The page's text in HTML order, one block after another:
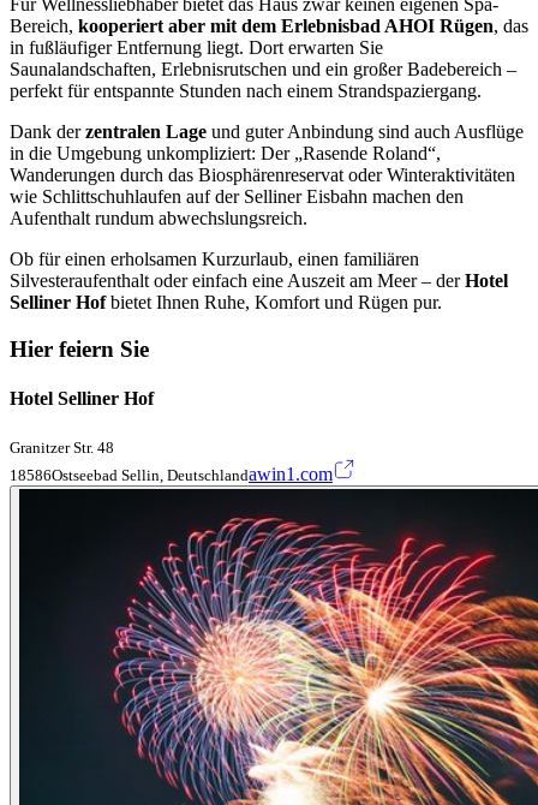
Für Wellnessliebhaber bietet das Haus zwar keinen eigenen Spa-
Bereich, kooperiert aber mit dem Erlebnisbad AHOI Rügen, das
in fußläufiger Entfernung liegt. Dort erwarten Sie
Saunalandschaften, Erlebnisrutschen und ein großer Badebereich –
perfekt für entspannte Stunden nach einem Strandspaziergang.
Dank derzentralen Lage und guter Anbindung sind auch Ausflüge
in die Umgebung unkompliziert: Der „Rasende Roland“,
Wanderungen durch das Biosphärenreservat oder Winteraktivitäten
wie Schlittschuhlaufen auf der Selliner Eisbahn machen den
Aufenthalt rundum abwechslungsreich.
Ob für einen erholsamen Kurzurlaub, einen familiären
Silvesteraufenthalt oder einfach eine Auszeit am Meer – derHotel
Selliner Hofbietet Ihnen Ruhe, Komfort und Rügen pur.
Hier feiern Sie
Hotel Selliner Hof
Granitzer Str. 48
18586Ostseebad Sellin, Deutschlandawin1.com